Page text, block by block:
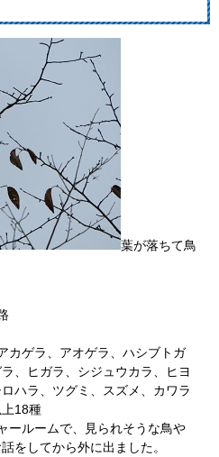
葉が落ちて鳥
カゲラ、アオゲラ、ハシブトガ
、ヒガラ、シジュウカラ、ヒヨ
ハラ、ツグミ、スズメ、カワラ
18種
ールームで、見られそうな鳥や
をしてから外に出ました。